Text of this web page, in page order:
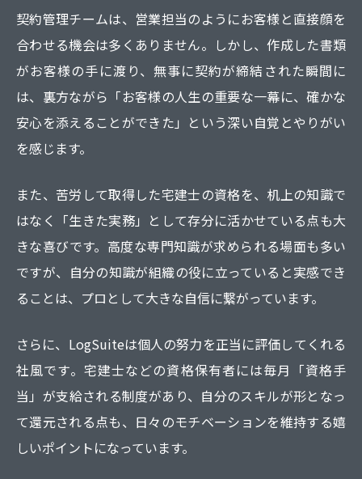
契約管理チームは、営業担当のようにお客様と直接顔を
合わせる機会は多くありません。しかし、作成した書類
がお客様の手に渡り、無事に契約が締結された瞬間に
は、裏方ながら「お客様の人生の重要な一幕に、確かな
安心を添えることができた」という深い自覚とやりがい
を感じます。
また、苦労して取得した宅建士の資格を、机上の知識で
はなく「生きた実務」として存分に活かせている点も大
きな喜びです。高度な専門知識が求められる場面も多い
ですが、自分の知識が組織の役に立っていると実感でき
ることは、プロとして大きな自信に繋がっています。
さらに、LogSuiteは個人の努力を正当に評価してくれる
社風です。宅建士などの資格保有者には毎月「資格手
当」が支給される制度があり、自分のスキルが形となっ
て還元される点も、日々のモチベーションを維持する嬉
しいポイントになっています。